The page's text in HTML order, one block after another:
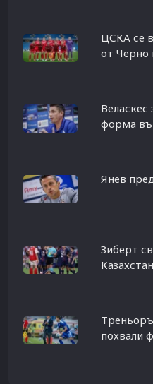
ЦСКА се
от Черно
Веласкес
форма
Янев
Зиберт
Казахстан
похвали